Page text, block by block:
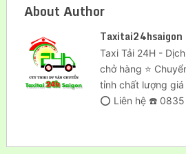
About Author
Taxitai24hsaigon
Taxi Tải 24H -
chở hàng ⭐
tỉnh chất lượng
⭕ Liên hệ ☎️ 0835